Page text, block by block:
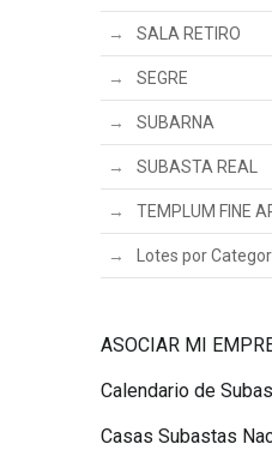
SALA RETIRO
SEGRE
SUBARNA
SUBASTA REAL
TEMPLUM FINE
Lotes por
ASOCIAR MI
Calendario de
Casas Subastas